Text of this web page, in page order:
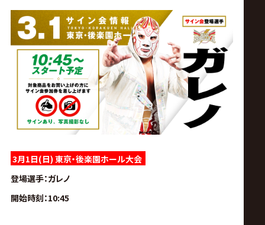
3月1日(日) 東京・後楽園ホール大会
登場選手：ガレノ
開始時刻：10:45